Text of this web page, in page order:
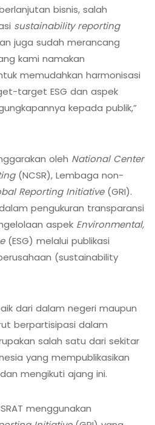
bisnis, salah
sustainability reporting
juga sudah merancang
kami namakan
memudahkan harmonisasi
target ESG dan aspek
kepada publik,”
oleh National Center
(NCSR), Lembaga non-
Reporting Initiative (GRI).
pengukuran transparansi
aspek Environmental,
(ESG) melalui publikasi
(sustainability
dari dalam negeri maupun
berpartisipasi dalam
salah satu dari sekitar
yang mempublikasikan
mengikuti ajang ini.
menggunakan